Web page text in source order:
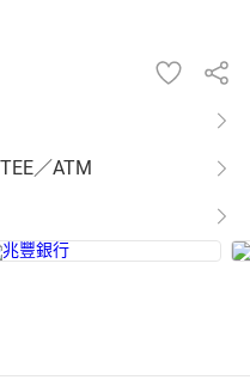
／ATM